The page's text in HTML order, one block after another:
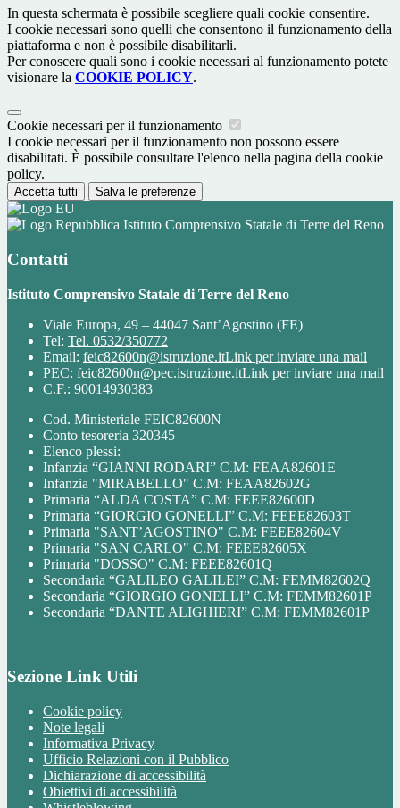
In questa schermata è possibile scegliere quali cookie consentire.
I cookie necessari sono quelli che consentono il funzionamento della
piattaforma e non è possibile disabilitarli.
Per conoscere quali sono i cookie necessari al funzionamento potete
visionare la COOKIE POLICY.
Cookie necessari per il funzionamento
I cookie necessari per il funzionamento non possono essere
disabilitati. È possibile consultare l'elenco nella pagina della cookie
policy.
Accetta tutti Salva le preferenze
Istituto Comprensivo Statale di Terre del Reno
Contatti
Istituto Comprensivo Statale di Terre del Reno
Viale Europa, 49 – 44047 Sant’Agostino (FE)
Tel: Tel. 0532/350772
Email: feic82600n@istruzione.itLink per inviare una mail
PEC: feic82600n@pec.istruzione.itLink per inviare una mail
C.F.: 90014930383
Cod. Ministeriale FEIC82600N
Conto tesoreria 320345
Elenco plessi:
Infanzia “GIANNI RODARI” C.M: FEAA82601E
Infanzia "MIRABELLO" C.M: FEAA82602G
Primaria “ALDA COSTA” C.M: FEEE82600D
Primaria “GIORGIO GONELLI” C.M: FEEE82603T
Primaria "SANT’AGOSTINO" C.M: FEEE82604V
Primaria "SAN CARLO" C.M: FEEE82605X
Primaria "DOSSO" C.M: FEEE82601Q
Secondaria “GALILEO GALILEI” C.M: FEMM82602Q
Secondaria “GIORGIO GONELLI” C.M: FEMM82601P
Secondaria “DANTE ALIGHIERI” C.M: FEMM82601P
Sezione Link Utili
Cookie policy
Note legali
Informativa Privacy
Ufficio Relazioni con il Pubblico
Dichiarazione di accessibilità
Obiettivi di accessibilità